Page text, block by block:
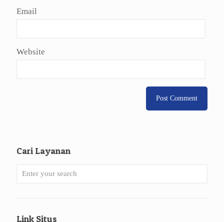
Email
Website
Cari Layanan
Link Situs